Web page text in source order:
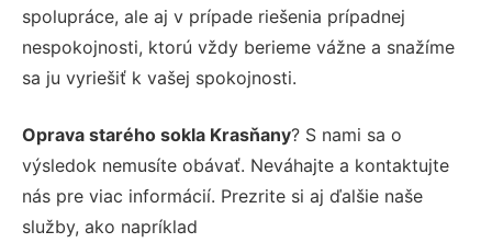
spolupráce, ale aj v prípade riešenia prípadnej
nespokojnosti, ktorú vždy berieme vážne a snažíme
sa ju vyriešiť k vašej spokojnosti.
Oprava starého sokla Krasňany? S nami sa o
výsledok nemusíte obávať. Neváhajte a kontaktujte
nás pre viac informácií. Prezrite si aj ďalšie naše
služby, ako napríklad